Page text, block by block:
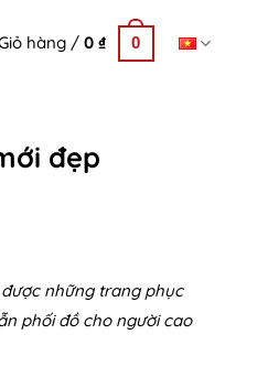
hàng / 0 ₫ 0
đẹp
những trang phục
phối đồ cho người cao